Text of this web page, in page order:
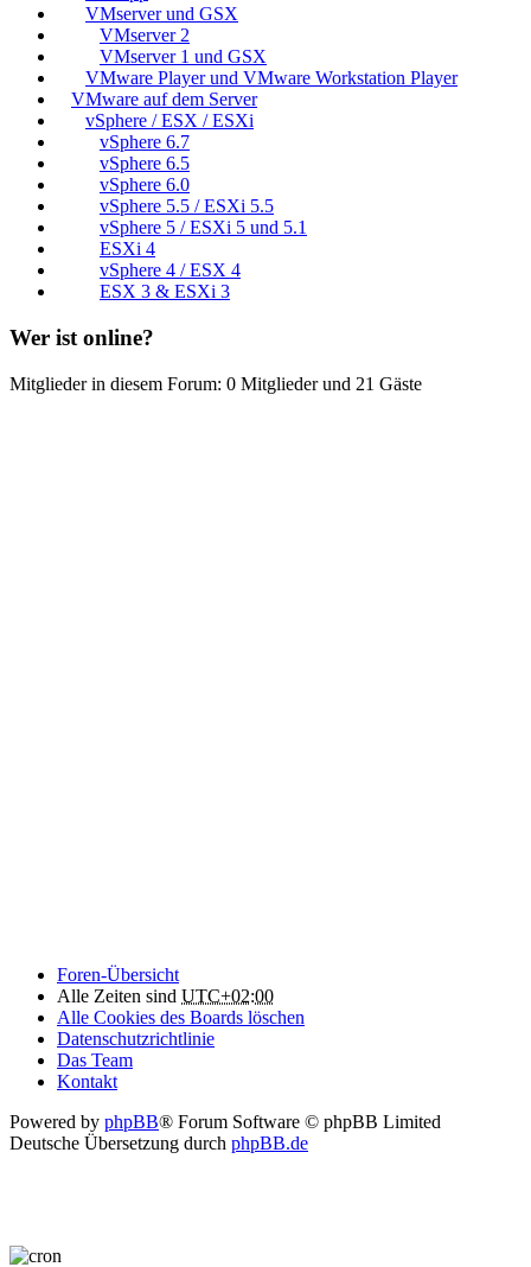
VMserver und GSX
VMserver 2
VMserver 1 und GSX
VMware Player und VMware Workstation Player
VMware auf dem Server
vSphere / ESX / ESXi
vSphere 6.7
vSphere 6.5
vSphere 6.0
vSphere 5.5 / ESXi 5.5
vSphere 5 / ESXi 5 und 5.1
ESXi 4
vSphere 4 / ESX 4
ESX 3 & ESXi 3
Wer ist online?
Mitglieder in diesem Forum: 0 Mitglieder und 21 Gäste
Foren-Übersicht
Alle Zeiten sind UTC+02:00
Alle Cookies des Boards löschen
Datenschutzrichtlinie
Das Team
Kontakt
Powered by phpBB® Forum Software © phpBB Limited
Deutsche Übersetzung durch phpBB.de